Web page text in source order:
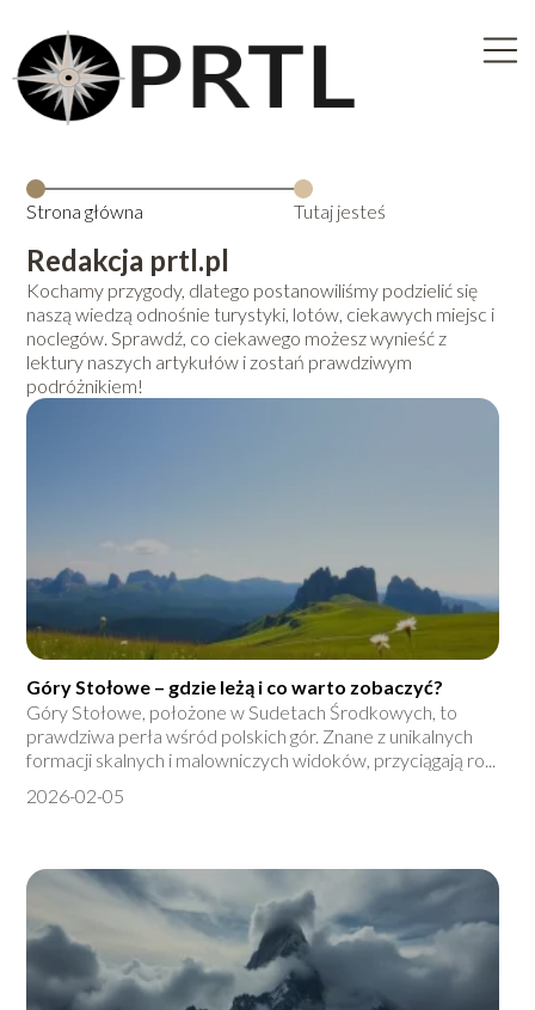
Strona główna Tutaj jesteś
Redakcja prtl.pl
Kochamy przygody, dlatego postanowiliśmy podzielić się
naszą wiedzą odnośnie turystyki, lotów, ciekawych miejsc i
noclegów. Sprawdź, co ciekawego możesz wynieść z
lektury naszych artykułów i zostań prawdziwym
podróżnikiem!
Góry Stołowe – gdzie leżą i co warto zobaczyć?
Góry Stołowe, położone w Sudetach Środkowych, to
prawdziwa perła wśród polskich gór. Znane z unikalnych
formacji skalnych i malowniczych widoków, przyciągają ro...
2026-02-05